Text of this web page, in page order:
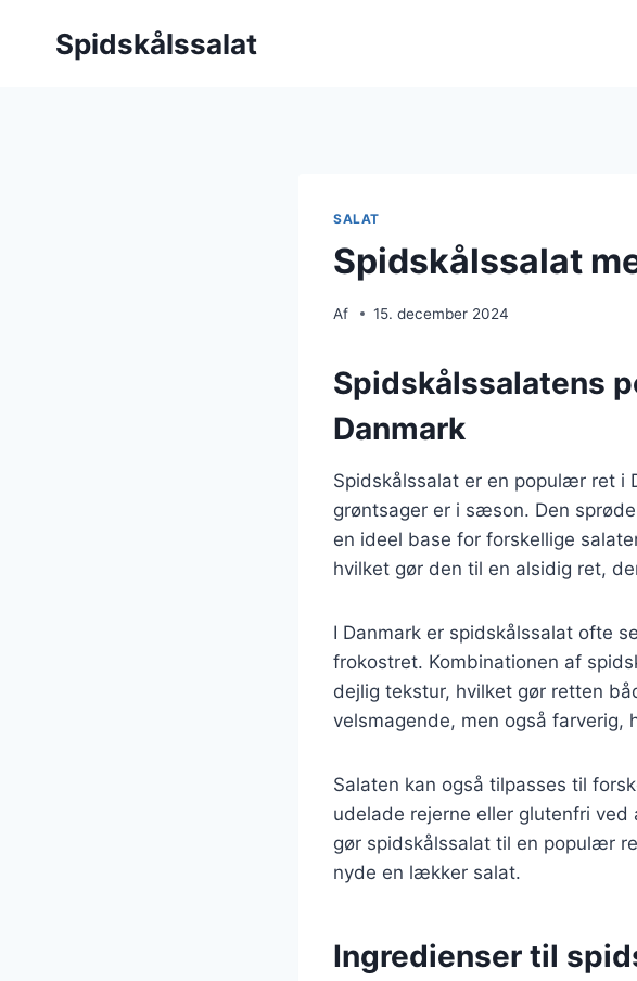
Spidskålssalat
SALAT
Spidskålssalat
Af 15. december 2024
Spidskålssalatens
Danmark
Spidskålssalat er en populær ret i
grøntsager er i sæson. Den
en ideel base for forskellige
hvilket gør den til en alsidig ret,
I Danmark er spidskålssalat ofte
frokostret. Kombinationen af
dejlig tekstur, hvilket gør retten
velsmagende, men også farverig,
Salaten kan også tilpasses til
udelade rejerne eller glutenfri
gør spidskålssalat til en populær
nyde en lækker salat.
Ingredienser til